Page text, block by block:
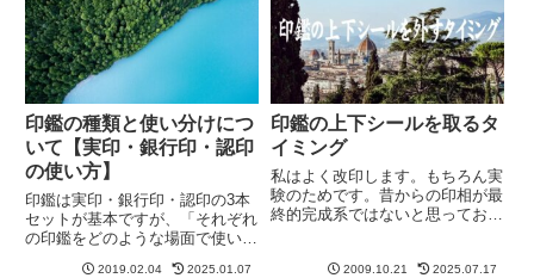
印鑑の種類と使い分けにつ
いて【実印・銀行印・認印
の使い方】
印鑑は実印・銀行印・認印の3本
セットが基本ですが、「それぞれ
の印鑑をどのような場面で使い分
2019.02.04 2025.01.07
印鑑の上下シールを取るタ
イミング
私はよく改印します。もちろん実
験のためです。昔からの印相が最
終的完成系ではないと思っており
料にして、どのような変化が現れ
2009.10.21 2025.07.17